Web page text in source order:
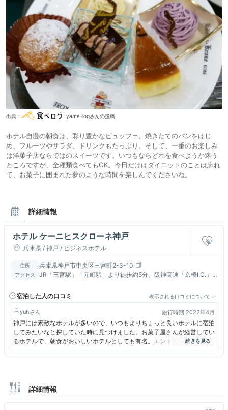
出典： yama-logさんの投稿
ホテル自慢の朝食は、彩り豊かなビュッフェ。焼きたてのパンをはじ
め、フルーツやサラダ、ドリンクもたっぷり。そして、一番のお楽しみ
は洋菓子店ならではのスイーツです。いつもならどれを食べようか迷う
ところですが、全種類食べてもOK。今日だけはダイエットのことは忘れ
て、お菓子に囲まれた夢のような時間を楽しんでくださいね。
詳細情報
ホテル ケーニヒスクローネ神戸
兵庫県 / 神戸 / ビジネスホテル
住所 兵庫県神戸市中央区三宮町2-3-10
アクセス
JR「三宮駅」「元町駅」より徒歩約5分、阪神高速「京橋I.C.」
宿泊した人の口コミ
表示される口コミについて
yuh 旅行時期 2022年4月
神戸には素敵なホテルが多いので、いつもよりちょっと良いホテルに宿泊
してみたいなと探していた時に見つけました。お菓子屋さんが経営してい
るホテルで、朝食がおいしいホテルとしても有名。エントランスではキャ
ラクターのくまポチがお出迎え。部屋の備品もとてもかわいらしくテンシ
詳細情報